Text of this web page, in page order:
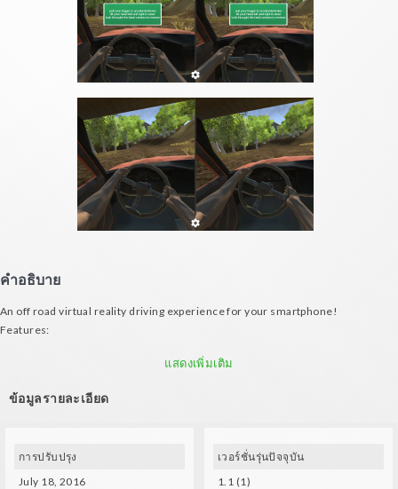
คำอธิบาย
An off road virtual reality driving experience for your smartphone!
Features:
- Tilt your head left and right to steer
Requirements:
แสดงเพิ่มเติม
ข้อมูลรายละเอียด
การปรับปรุง
July 18, 2016
เวอร์ชั่นรุ่นปัจจุบัน
1.1 (1)